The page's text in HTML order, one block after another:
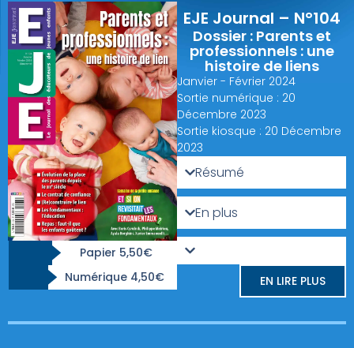
Papier 5,50€
Numérique 4,50€
EJE Journal – N°104
Dossier : Parents et
professionnels : une
histoire de liens
Janvier - Février 2024
Sortie numérique : 20
Décembre 2023
Sortie kiosque : 20 Décembre
2023
Résumé
En plus
EN LIRE PLUS